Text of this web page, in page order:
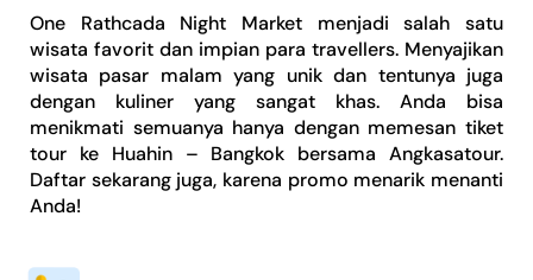
One Rathcada Night Market menjadi salah satu
wisata favorit dan impian para travellers. Menyajikan
wisata pasar malam yang unik dan tentunya juga
dengan kuliner yang sangat khas. Anda bisa
menikmati semuanya hanya dengan memesan tiket
tour ke Huahin – Bangkok bersama Angkasatour.
Daftar sekarang juga, karena promo menarik menanti
Anda!